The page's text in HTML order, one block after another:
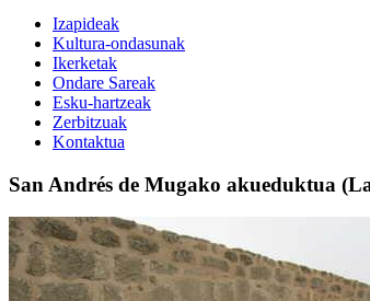
Izapideak
Kultura-ondasunak
Ikerketak
Ondare Sareak
Esku-hartzeak
Zerbitzuak
Kontaktua
San Andrés de Mugako akueduktua